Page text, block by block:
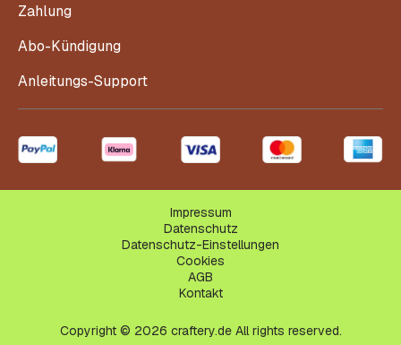
Zahlung
Abo-Kündigung
Anleitungs-Support
Copyright © 2026 craftery.de All rights reserved.
Impressum
Datenschutz
Datenschutz-Einstellungen
Cookies
AGB
Kontakt